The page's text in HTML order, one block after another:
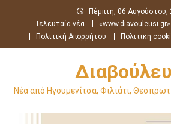
περιεχόμενο
Πέμπτη, 06 Αυγούστου,
Τελευταία νέα
«www.diavouleusi.gr»
Πολιτική Απορρήτου
Πολιτική
Νέα από Ηγουμενίτσα, Φιλιάτι,